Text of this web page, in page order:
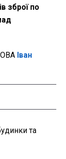
зброї по
ОВА Іван
та